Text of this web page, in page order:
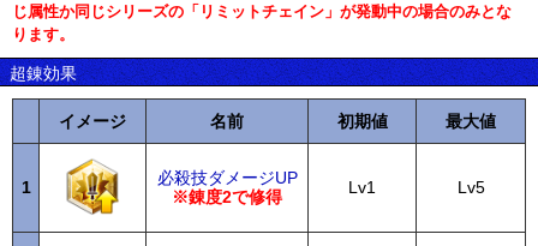
じ属性か同じシリーズの「リミットチェイン」が発動中の場合のみとな
ります。
超錬効果
イメージ 名前 初期値 最大値
1
必殺技ダメージUP
※錬度2で修得
Lv1 Lv5